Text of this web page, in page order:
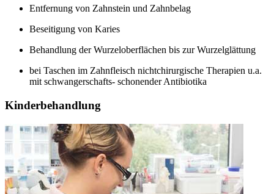
Entfernung von Zahnstein und Zahnbelag
Beseitigung von Karies
Behandlung der Wurzeloberflächen bis zur Wurzelglättung
bei Taschen im Zahnfleisch nichtchirurgische Therapien u.a.
mit schwangerschafts- schonender Antibiotika
Kinderbehandlung